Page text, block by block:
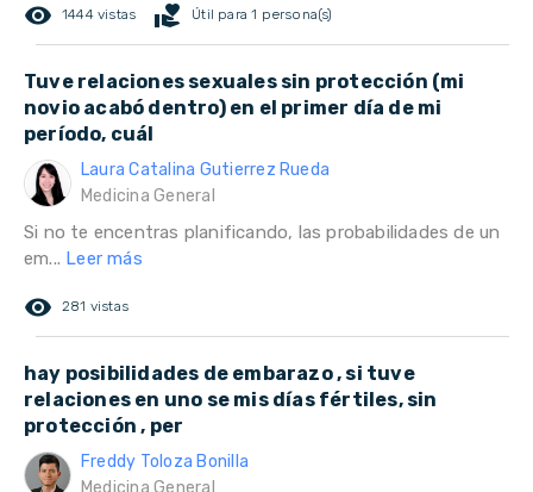
remove_red_eye 1444 vistas volunteer_activism Útil para 1 persona(s)
Tuve relaciones sexuales sin protección (mi
novio acabó dentro) en el primer día de mi
período, cuál
Laura Catalina Gutierrez Rueda
Medicina General
Si no te encentras planificando, las probabilidades de un
em... Leer más
remove_red_eye 281 vistas
hay posibilidades de embarazo , si tuve
relaciones en uno se mis días fértiles, sin
protección , per
Freddy Toloza Bonilla